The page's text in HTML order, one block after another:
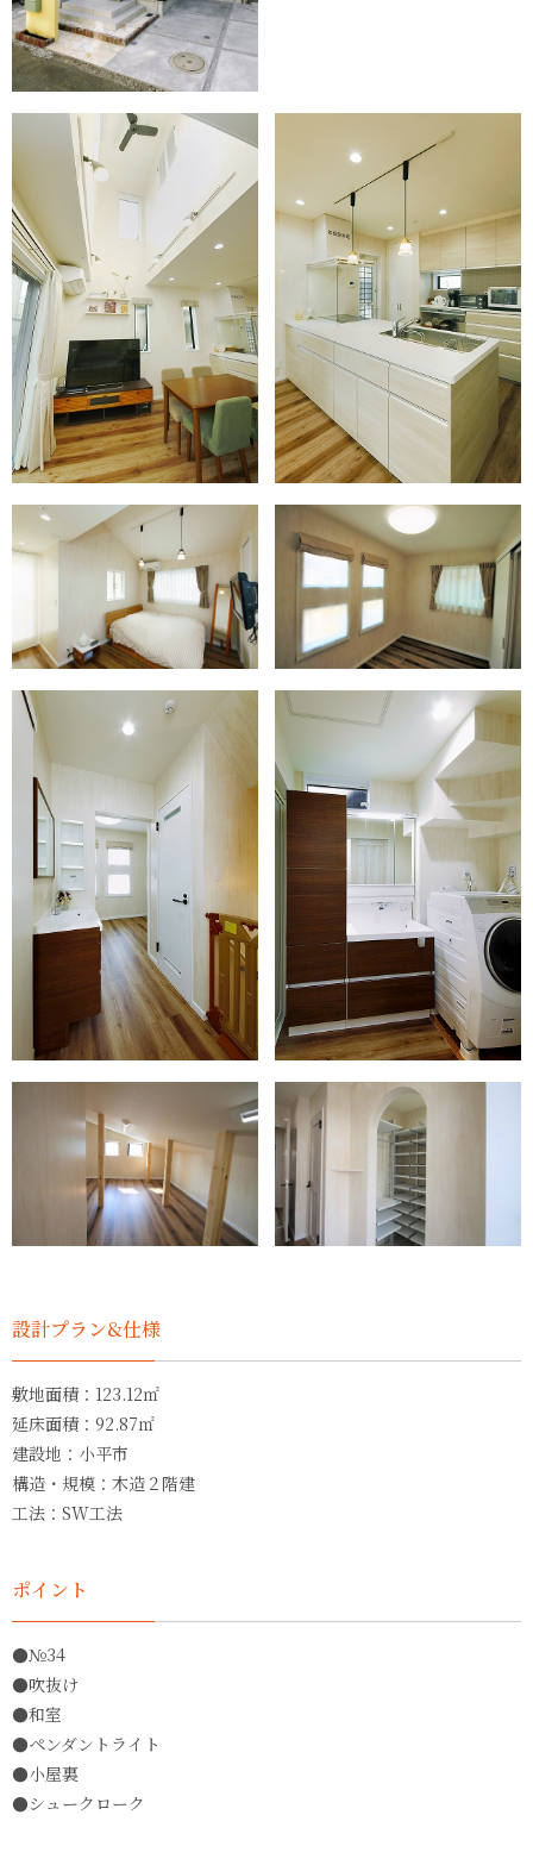
設計プラン&仕様
敷地面積：123.12㎡
延床面積：92.87㎡
建設地：小平市
構造・規模：木造２階建
工法：SW工法
ポイント
●№34
●吹抜け
●和室
●ペンダントライト
●小屋裏
●シュークローク